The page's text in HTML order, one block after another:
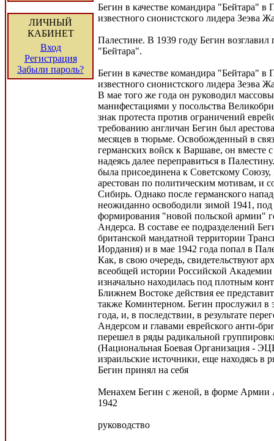
ЛИЧНЫЙ
КАБИНЕТ
Вход
Регистрация
Забыли пароль?
Бегин в качестве командира "Бейтара" в
известного сионистского лидера Зеэва
Палестине. В 1939 году Бегин возглавил
"Бейтара".
Бегин в качестве командира "Бейтара" в
известного сионистского лидера Зеэва
В мае того же года он руководил
манифестациями у посольства
знак протеста против ограничений
требованию англичан Бегин был
месяцев в тюрьме. Освобожденный в
германских войск к Варшаве, он вместе
надеясь далее переправиться в
была присоединена к Советскому
арестован по политическим мотивам, и
Сибирь. Однако после германского
неожиданно освободили зимой 1941,
формирования "новой польской армии"
Андерса. В составе ее подразделений
британской мандатной территории
Иордания) и в мае 1942 года попал в
Как, в свою очередь, свидетельствуют
всеобщей истории Российской
изначально находилась под плотным
Ближнем Востоке действия ее
также Коминтерном. Бегин прослужил в
года, и, в последствии, в результате
Андерсом и главами еврейского анти-
перешел в ряды радикальной
(Национальная Боевая Организация -
израильские источники, еще находясь в
Бегин принял на себя
Менахем Бегин с женой, в форме Армии
1942
руководство